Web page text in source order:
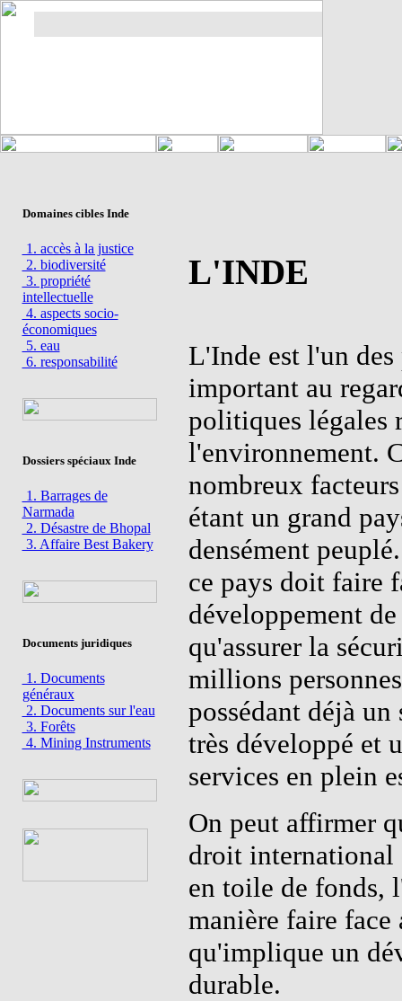
Domaines cibles Inde
1. accès à la justice
2. biodiversité
3. propriété
intellectuelle
4. aspects socio-
économiques
5. eau
6. responsabilité
Dossiers spéciaux Inde
1. Barrages de
Narmada
2. Désastre de Bhopal
3. Affaire Best Bakery
Documents juridiques
1. Documents
généraux
2. Documents sur l'eau
3. Forêts
4. Mining Instruments
L'INDE
L'Inde est l'un
important au
politiques légales
l'environnement.
nombreux
étant un grand
densément
ce pays doit faire
développement
qu'assurer la
millions
possédant déjà
très développé et
services en plein
On peut affirmer
droit international
en toile de fonds,
manière faire face
qu'implique un
durable.